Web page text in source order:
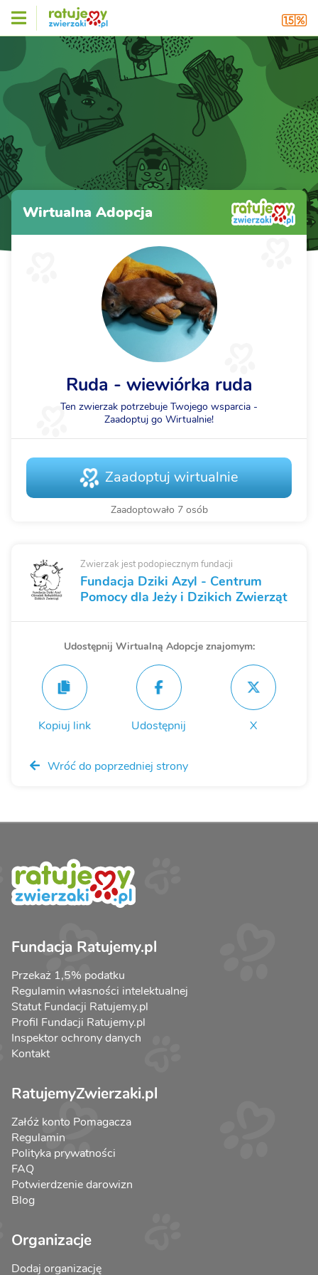
Wirtualna Adopcja
Ruda - wiewiórka ruda
Ten zwierzak potrzebuje Twojego wsparcia -
Zaadoptuj go Wirtualnie!
Zaadoptuj wirtualnie
Zaadoptowało 7 osób
Zwierzak jest podopiecznym fundacji
Fundacja Dziki Azyl - Centrum
Pomocy dla Jeży i Dzikich Zwierząt
Udostępnij Wirtualną Adopcje znajomym:
Kopiuj link Udostępnij X
Wróć do poprzedniej strony
Fundacja Ratujemy.pl
Przekaż 1,5% podatku
Regulamin własności intelektualnej
Statut Fundacji Ratujemy.pl
Profil Fundacji Ratujemy.pl
Inspektor ochrony danych
Kontakt
RatujemyZwierzaki.pl
Załóż konto Pomagacza
Regulamin
Polityka prywatności
FAQ
Potwierdzenie darowizn
Blog
Organizacje
Dodaj organizację